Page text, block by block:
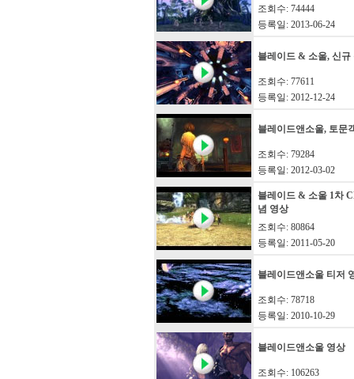
조회수: 74444
등록일: 2013-06-24
블레이드 & 소울, 신규
조회수: 77611
등록일: 2012-12-24
블레이드앤소울, 토문
조회수: 79284
등록일: 2012-03-02
블레이드 & 소울 1차
념 영상
조회수: 80864
등록일: 2011-05-20
블레이드앤소울 티저
조회수: 78718
등록일: 2010-10-29
블레이드앤소울 영상
조회수: 106263